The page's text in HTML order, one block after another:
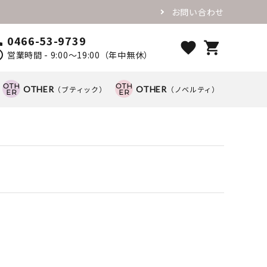
お問い合わせ
0466-53-9739
営業時間 - 9:00～19:00（年中無休） favorite shopping_cart
OTHER （ブティック） OTHER （ノベルティ）